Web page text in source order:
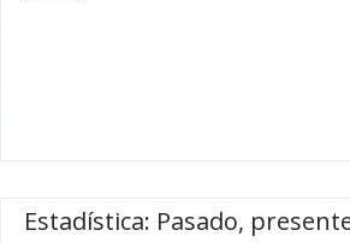
Estadística: Pasado,